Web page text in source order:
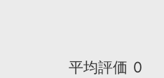
平均評価 0